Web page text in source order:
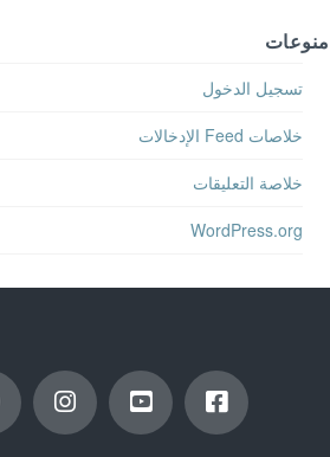
منوعات
تسجيل الدخول
خلاصات Feed الإدخالات
خلاصة التعليقات
WordPress.org